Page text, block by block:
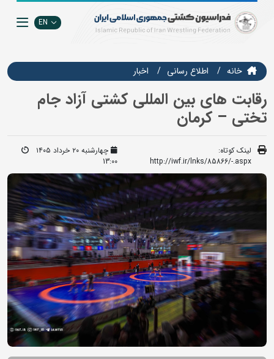
EN
خانه اطلاع رسانی اخبار
رقابت های بین المللی کشتی آزاد جام
تختی – کرمان
لینک کوتاه:
http://iwf.ir/lnks/85866/-.aspx
چهارشنبه ۲۰ خرداد ۱۴۰۵
13:00